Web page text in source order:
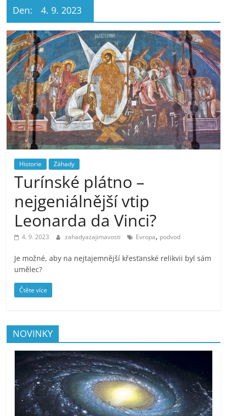
Den: 4. 9. 2023
Historie Záhady
Turínské plátno –
nejgeniálnější vtip
Leonarda da Vinci?
4. 9. 2023 zahadyazajimavosti Evropa, podvod
Je možné, aby na nejtajemnější křesťanské relikvii byl sám
umělec?
Čtěte více
NOVINKY